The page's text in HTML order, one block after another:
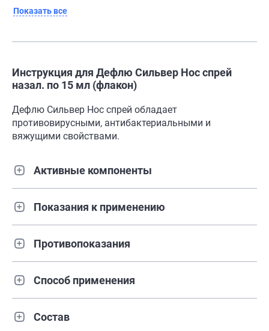
Показать все
Инструкция для Дефлю Сильвер Нос спрей
назал. по 15 мл (флакон)
Дефлю Сильвер Нос спрей обладает
противовирусными, антибактериальными и
вяжущими свойствами.
Активные компоненты
Показания к применению
Противопоказания
Способ применения
Состав